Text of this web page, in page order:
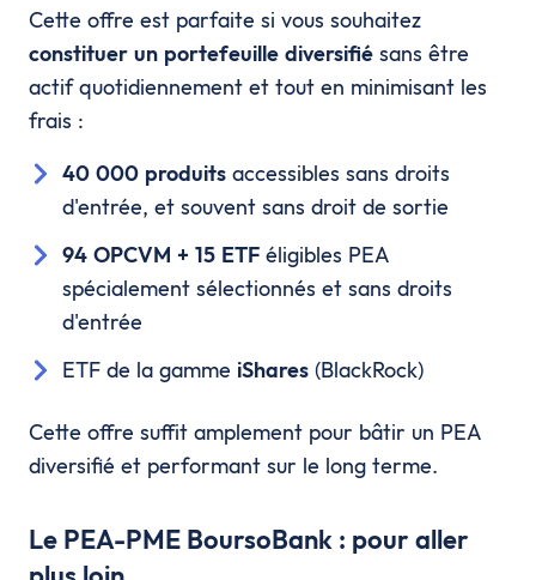
Cette offre est parfaite si vous souhaitez
constituer un portefeuille diversifié sans être
actif quotidiennement et tout en minimisant les
frais :
40 000 produits accessibles sans droits
d'entrée, et souvent sans droit de sortie
94 OPCVM + 15 ETF éligibles PEA
spécialement sélectionnés et sans droits
d'entrée
ETF de la gamme iShares (BlackRock)
Cette offre suffit amplement pour bâtir un PEA
diversifié et performant sur le long terme.
Le PEA-PME BoursoBank : pour aller